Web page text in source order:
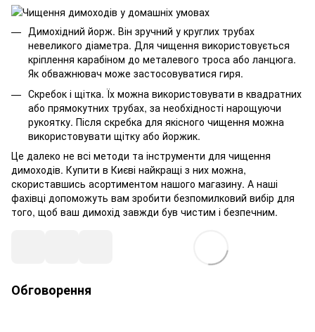
Димохідний йорж. Він зручний у круглих трубах
невеликого діаметра. Для чищення використовується
кріплення карабіном до металевого троса або ланцюга.
Як обважнювач може застосовуватися гиря.
Скребок і щітка. Їх можна використовувати в квадратних
або прямокутних трубах, за необхідності нарощуючи
рукоятку. Після скребка для якісного чищення можна
використовувати щітку або йоржик.
Це далеко не всі методи та інструменти для чищення
димоходів. Купити в Києві найкращі з них можна,
скориставшись асортиментом нашого магазину. А наші
фахівці допоможуть вам зробити безпомилковий вибір для
того, щоб ваш димохід завжди був чистим і безпечним.
Обговорення